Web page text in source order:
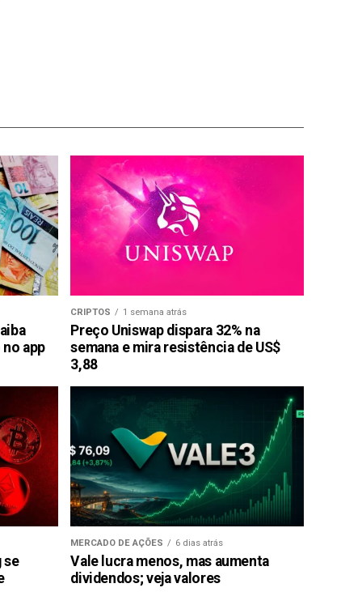
app
CRIPTOS 1 semana atrás
Preço Uniswap dispara 32% na
semana e mira resistência de US$
3,88
se
MERCADO DE AÇÕES 6 dias atrás
Vale lucra menos, mas aumenta
dividendos; veja valores